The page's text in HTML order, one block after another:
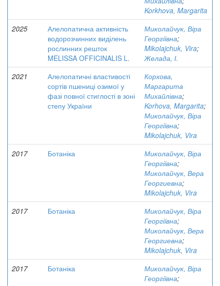
Korkhova, Margarita
2025
Алелопатична активність
водорозчинних виділень
рослинних решток
MELISSA OFFICINALIS L.
Миколайчук, Віра
Георгіївна;
Mikolajchuk, Vira;
Желада, І.
2021
Алелопатичні властивості
сортів пшениці озимої у
фазі повної стиглості в зоні
степу України
Корхова,
Маргарита
Михайлівна;
Korhova, Margarita;
Миколайчук, Віра
Георгіївна;
Mikolajchuk, Vira
2017
Ботаніка
Миколайчук, Віра
Георгіївна;
Миколайчук, Вера
Георгиевна;
Mikolajchuk, Vira
2017
Ботаніка
Миколайчук, Віра
Георгіївна;
Миколайчук, Вера
Георгиевна;
Mikolajchuk, Vira
2017
Ботаніка
Миколайчук, Віра
Георгіївна;